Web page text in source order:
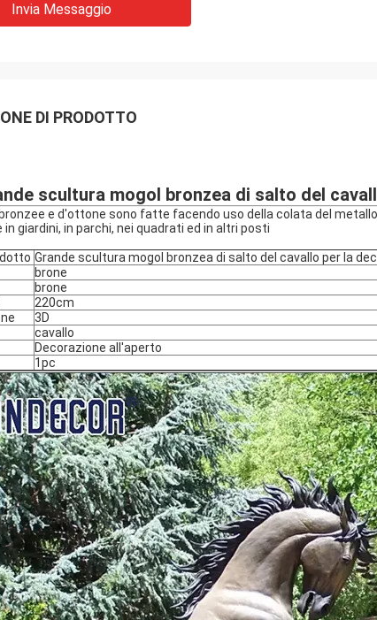
Invia Messaggio
DI PRODOTTO
scultura mogol bronzea di salto del
e d'ottone sono fatte facendo uso della colata del
in giardini, in parchi, nei quadrati ed in altri posti
Grande scultura mogol bronzea di salto del cavallo per la
brone
brone
220cm
3D
cavallo
Decorazione all'aperto
1pc